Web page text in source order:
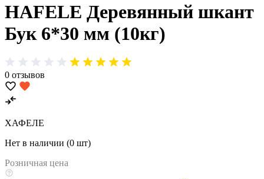
HAFELE Деревянный шкант
Бук 6*30 мм (10кг)
0 отзывов
ХАФЕЛЕ
Нет в наличии (0 шт)
Розничная цена